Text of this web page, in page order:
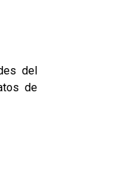
del
de